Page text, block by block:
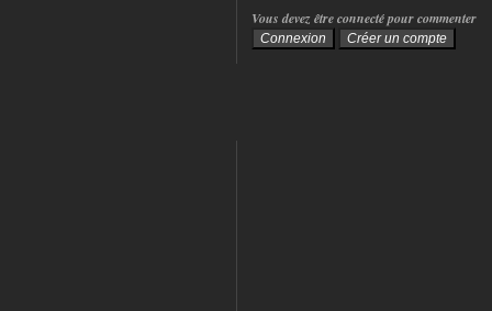
Vous devez être connecté pour commenter